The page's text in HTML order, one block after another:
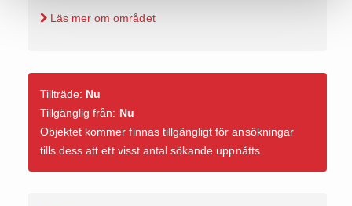
Läs mer om området
Tillträde: Nu
Tillgänglig från: Nu
Objektet kommer finnas tillgängligt för ansökningar
tills dess att ett visst antal sökande uppnåtts.